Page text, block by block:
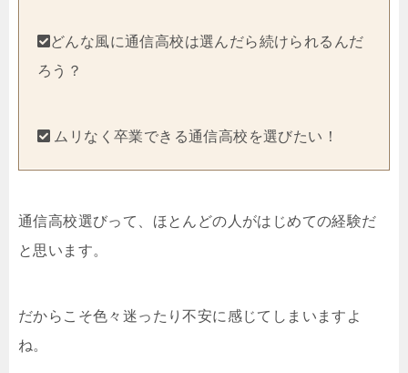
どんな風に通信高校は選んだら続けられるんだ
ろう？
ムリなく卒業できる通信高校を選びたい！
通信高校選びって、ほとんどの人がはじめての経験だ
と思います。
だからこそ色々迷ったり不安に感じてしまいますよ
ね。